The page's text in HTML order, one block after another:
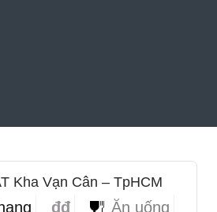
Kha Vạn Cân – TpHCM
đđ
Ăn uống